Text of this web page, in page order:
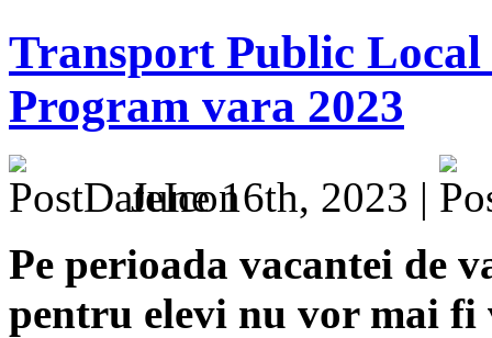
Transport Public Local
Program vara 2023
June 16th, 2023 |
Pe perioada vacantei de
pentru elevi nu vor mai fi